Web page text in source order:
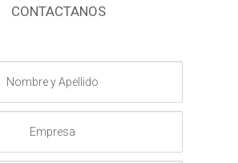
CONTACTANOS